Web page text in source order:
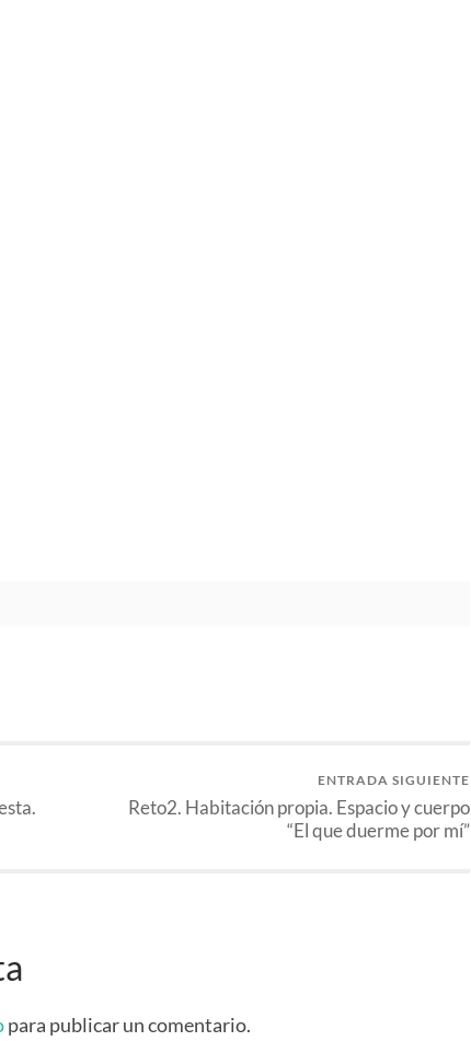
ENTRADA SIGUIENTE
Reto2. Habitación propia. Espacio y cuerpo
“El que duerme por mí”
para publicar un comentario.